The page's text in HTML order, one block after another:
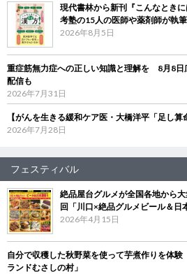
現代書林から新刊『こんなとき
考塾の15人の医師や薬剤師が執筆
2026年8月5日
重症筋無力症への正しい知識と理解を 8月8日
配信も
2026年7月31日
【がんを生きる緩和ケア医・大橋洋平「足し
2026年7月28日
フェスティバル
絶品屋台グルメが全国各地から
回「川口×絶品グルメビール＆日
2026年4月15日
自分で収穫した秋野菜を使って芋煮作りを体
ランドむさしの村」